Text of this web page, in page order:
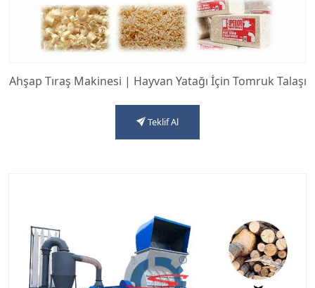
Ahşap Tıraş Makinesi | Hayvan Yatağı İçin Tomruk Talaşı
Teklif Al